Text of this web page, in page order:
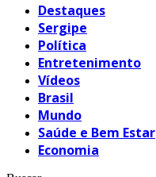
Destaques
Sergipe
Política
Entretenimento
Vídeos
Brasil
Mundo
Saúde e Bem Estar
Economia